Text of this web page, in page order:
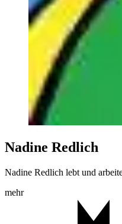
Nadine Redlich
Nadine Redlich lebt und
mehr